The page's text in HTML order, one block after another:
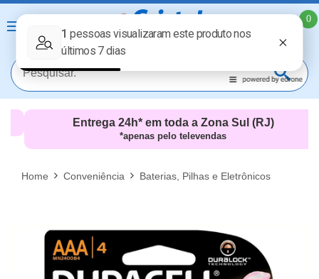
0
MAIS RESULTADOS FECHAR [X]
Entrega 24h* em toda a Zona Sul (RJ)
*apenas pelo televendas
Home Conveniência Baterias, Pilhas e Eletrônicos